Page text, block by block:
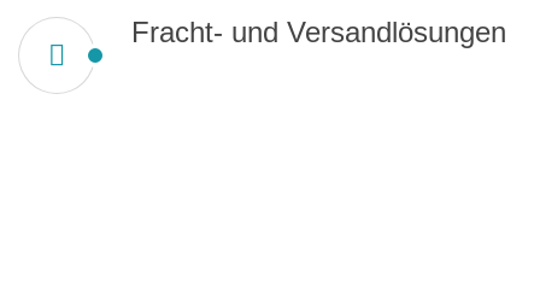
Fracht- und Versandlösungen